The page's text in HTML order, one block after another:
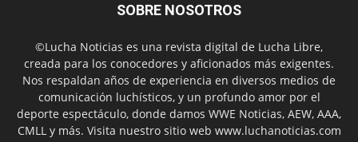
SOBRE NOSOTROS
©Lucha Noticias es una revista digital de Lucha Libre,
creada para los conocedores y aficionados más exigentes.
Nos respaldan años de experiencia en diversos medios de
comunicación luchísticos, y un profundo amor por el
deporte espectáculo, donde damos WWE Noticias, AEW, AAA,
CMLL y más. Visita nuestro sitio web www.luchanoticias.com